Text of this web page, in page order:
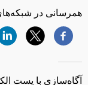
همرسانی در
آگاه‌سازی با پست